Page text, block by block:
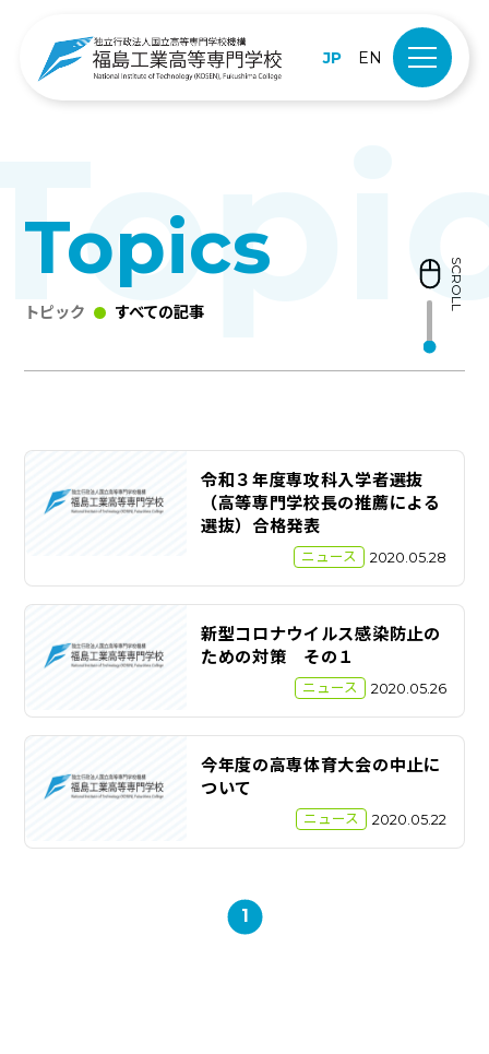
JP EN
Topics
トピック すべての記事
SCROLL
令和３年度専攻科入学者選抜
（高等専門学校長の推薦による
選抜）合格発表
ニュース 2020.05.28
新型コロナウイルス感染防止の
ための対策 その１
ニュース 2020.05.26
今年度の高専体育大会の中止に
ついて
ニュース 2020.05.22
1